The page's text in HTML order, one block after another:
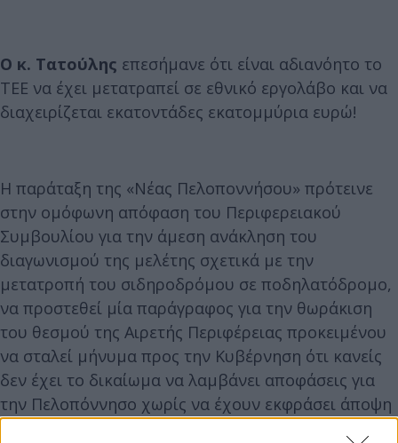
Ο κ. Τατούλης επεσήμανε ότι είναι αδιανόητο το
ΤΕΕ να έχει μετατραπεί σε εθνικό εργολάβο και να
διαχειρίζεται εκατοντάδες εκατομμύρια ευρώ!
Η παράταξη της «Νέας Πελοποννήσου» πρότεινε
στην ομόφωνη απόφαση του Περιφερειακού
Συμβουλίου για την άμεση ανάκληση του
διαγωνισμού της μελέτης σχετικά με την
μετατροπή του σιδηροδρόμου σε ποδηλατόδρομο,
να προστεθεί μία παράγραφος για την θωράκιση
του θεσμού της Αιρετής Περιφέρειας προκειμένου
να σταλεί μήνυμα προς την Κυβέρνηση ότι κανείς
δεν έχει το δικαίωμα να λαμβάνει αποφάσεις για
την Πελοπόννησο χωρίς να έχουν εκφράσει άποψη
τα Συλλογικά Όργανα της Αυτοδιοίκησης.